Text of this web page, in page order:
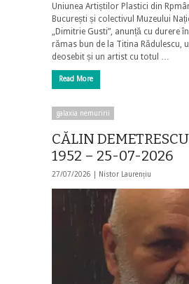
Uniunea Artiștilor Plastici din
București și colectivul Muzeului
„Dimitrie Gusti”, anunță cu durere
rămas bun de la Titina Rădulescu,
deosebit și un artist cu totul …
Read More
galaxia nemuririi
CĂLIN
1952 – 25-07-2026
27/07/2026 | Nistor Laurențiu